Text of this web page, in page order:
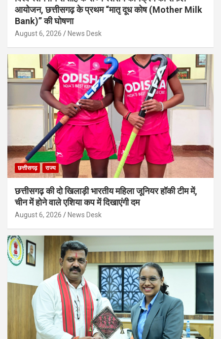
आयोजन, छत्तीसगढ़ के प्रथम “मातृ दूध कोष (Mother Milk
Bank)” की घोषणा
August 6, 2026 News Desk
छत्तीसगढ़ राज्य
छत्तीसगढ़ की दो खिलाड़ी भारतीय महिला जूनियर हॉकी टीम में,
चीन में होने वाले एशिया कप में दिखाएंगी दम
August 6, 2026 News Desk